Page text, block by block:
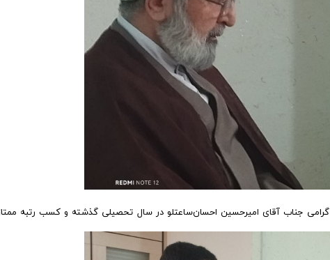
گرامی جناب آقای امیرحسین احسان‌ساعتلو در سال تحصیلی گذشته و کسب رتبه